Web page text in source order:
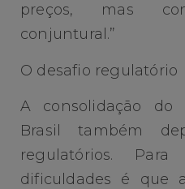
preços, mas
conjuntural.”
O desafio regulatório
A consolidação do
Brasil também
regulatórios.
dificuldades é que